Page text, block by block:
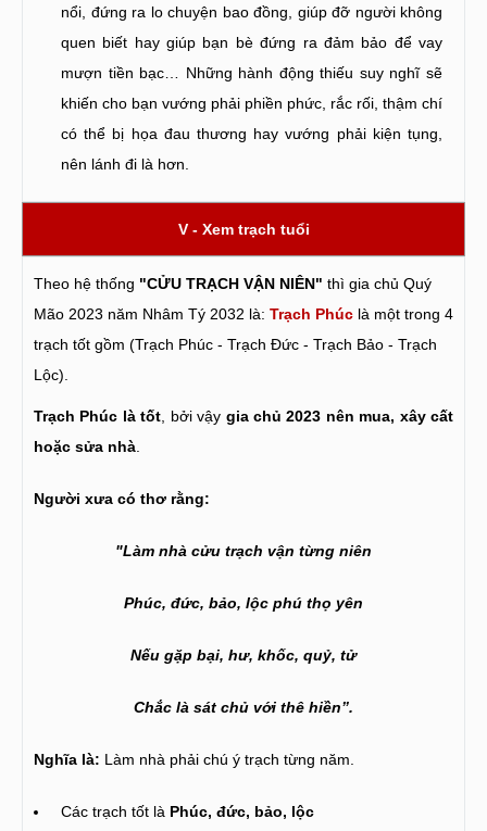
nổi, đứng ra lo chuyện bao đồng, giúp đỡ người không
quen biết hay giúp bạn bè đứng ra đảm bảo để vay
mượn tiền bạc… Những hành động thiếu suy nghĩ sẽ
khiến cho bạn vướng phải phiền phức, rắc rối, thậm chí
có thể bị họa đau thương hay vướng phải kiện tụng,
nên lánh đi là hơn.
V - Xem trạch tuổi
Theo hệ thống "CỬU TRẠCH VẬN NIÊN" thì gia chủ Quý
Mão 2023 năm Nhâm Tý 2032 là: Trạch Phúc là một trong 4
trạch tốt gồm (Trạch Phúc - Trạch Đức - Trạch Bảo - Trạch
Lộc).
Trạch Phúc là tốt , bởi vậy gia chủ 2023 nên mua, xây cất
hoặc sửa nhà
Người xưa có thơ rằng:
"Làm nhà cửu trạch vận từng niên
Phúc, đức, bảo, lộc phú thọ yên
Nếu gặp bại, hư, khốc, quỷ, tử
Chắc là sát chủ với thê hiền”.
Nghĩa là: Làm nhà phải chú ý trạch từng năm.
Các trạch tốt là Phúc, đức, bảo, lộc